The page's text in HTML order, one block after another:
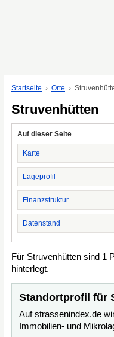
Startseite Orte
Struvenhütten
Auf dieser Seite
Karte
Lageprofil
Finanzstruktur
Datenstand
Für Struvenhütten sind 1
hinterlegt.
Standortprofil für
Auf strassenindex.de
Immobilien- und